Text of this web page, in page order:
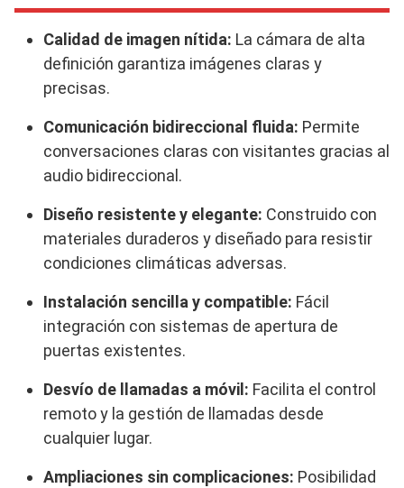
Calidad de imagen nítida: La cámara de alta
definición garantiza imágenes claras y
precisas.
Comunicación bidireccional fluida: Permite
conversaciones claras con visitantes gracias al
audio bidireccional.
Diseño resistente y elegante: Construido con
materiales duraderos y diseñado para resistir
condiciones climáticas adversas.
Instalación sencilla y compatible: Fácil
integración con sistemas de apertura de
puertas existentes.
Desvío de llamadas a móvil: Facilita el control
remoto y la gestión de llamadas desde
cualquier lugar.
Ampliaciones sin complicaciones: Posibilidad